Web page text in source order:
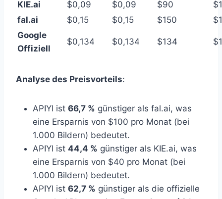
KIE.ai $0,09 $0,09 $90
fal.ai
$0,15 $0,15 $150
Google
Offiziell
$0,134 $0,134 $134
Analyse des Preisvorteils:
APIYI ist 66,7 % günstiger als fal.ai, was
eine Ersparnis von $100 pro Monat (bei
1.000 Bildern) bedeutet.
APIYI ist 44,4 % günstiger als KIE.ai, was
eine Ersparnis von $40 pro Monat (bei
1.000 Bildern) bedeutet.
APIYI ist 62,7 % günstiger als die offizielle